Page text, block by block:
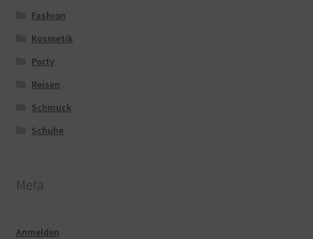
Fashion
Kosmetik
Party
Reisen
Schmuck
Schuhe
Meta
Anmelden